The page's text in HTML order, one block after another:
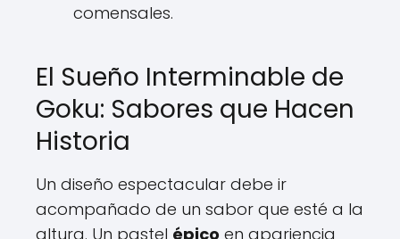
comensales.
El Sueño Interminable de
Goku: Sabores que Hacen
Historia
Un diseño espectacular debe ir
acompañado de un sabor que esté a la
altura. Un pastel épico en apariencia